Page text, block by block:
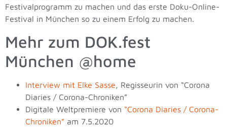
Festivalprogramm zu machen und das erste Doku-Online-
Festival in München so zu einem Erfolg zu machen.
Mehr zum DOK.fest
München @home
Interview mit Elke Sasse, Regisseurin von “Corona
Diaries / Corona-Chroniken”
Digitale Weltpremiere von “Corona Diaries / Corona-
Chroniken” am 7.5.2020